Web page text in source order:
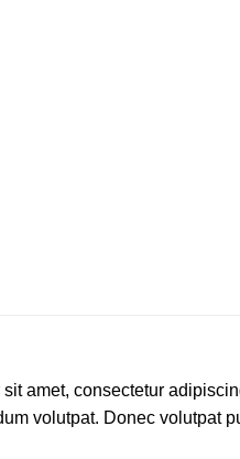
sit amet, consectetur
volutpat. Donec volutpat